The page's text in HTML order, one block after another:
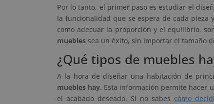
Por lo tanto, el primer paso es estudiar el
la funcionalidad que se espera de cada pieza
como adecuar la proporción y el equilibrio,
muebles sea un éxito, sin importar el tamaño
¿Qué tipos de muebles
A la hora de diseñar una habitación de
muebles hay. Esta información permite hacer
el acabado deseado. Si no sabes cómo